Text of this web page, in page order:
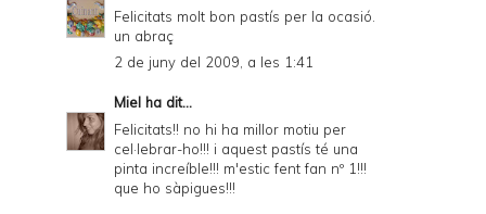
Felicitats molt bon pastís per la ocasió.
un abraç
2 de juny del 2009, a les 1:41
Miel ha dit...
Felicitats!! no hi ha millor motiu per
cel·lebrar-ho!!! i aquest pastís té una
pinta increíble!!! m'estic fent fan nº 1!!!
que ho sàpigues!!!